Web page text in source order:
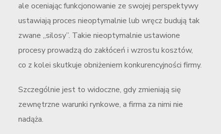
ale oceniając funkcjonowanie ze swojej perspektywy
ustawiają proces nieoptymalnie lub wręcz budują tak
zwane „silosy”. Takie nieoptymalnie ustawione
procesy prowadzą do zakłóceń i wzrostu kosztów,
co z kolei skutkuje obniżeniem konkurencyjności firmy.
Szczególnie jest to widoczne, gdy zmieniają się
zewnętrzne warunki rynkowe, a firma za nimi nie
nadąża.